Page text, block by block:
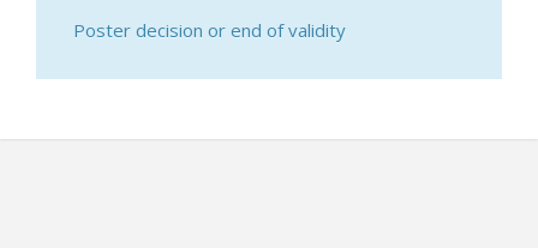
Poster decision or end of validity